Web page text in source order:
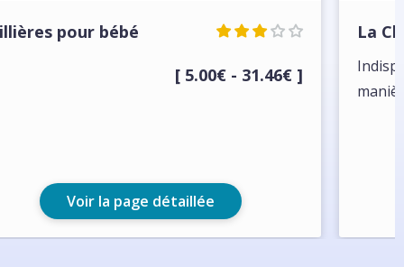
pour bébé
[ 5.00€ - 31.46€ ]
Voir la page détaillée
La